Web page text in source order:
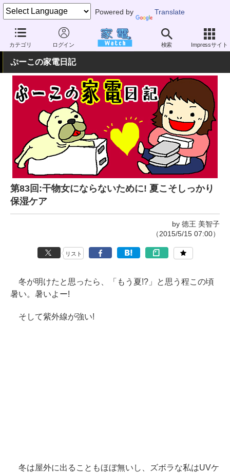
Powered by Translate
カテゴリ ログイン 検索 Impressサイト
家電 Watch ヘルスケア 美容家電
ぷーこの家電日記
第83回:干物女にならないために! 夏こそしっかり
保湿ケア
by 徳王 美智子
（2015/5/15 07:00）
リスト
冬が明けたと思ったら、「もう夏!?」と思う程この頃
暑い。暑いよー!
そして紫外線が強い!
冬は屋外に出ることもほぼ無いし、ズボラな私はUVケ